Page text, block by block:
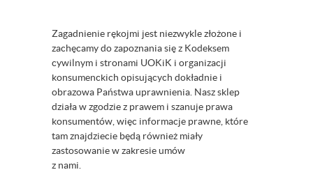
Zagadnienie rękojmi jest niezwykle złożone i
zachęcamy do zapoznania się z Kodeksem
cywilnym i stronami UOKiK i organizacji
konsumenckich opisujących dokładnie i
obrazowa Państwa uprawnienia. Nasz sklep
działa w zgodzie z prawem i szanuje prawa
konsumentów, więc informacje prawne, które
tam znajdziecie będą również miały
zastosowanie w zakresie umów
z nami.